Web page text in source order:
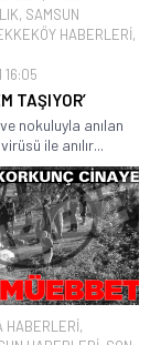
, SAMSUN
HABERLERİ,
16:05
TAŞIYOR’
nokuluyla anılan
ile anılır...
HABERLERİ,